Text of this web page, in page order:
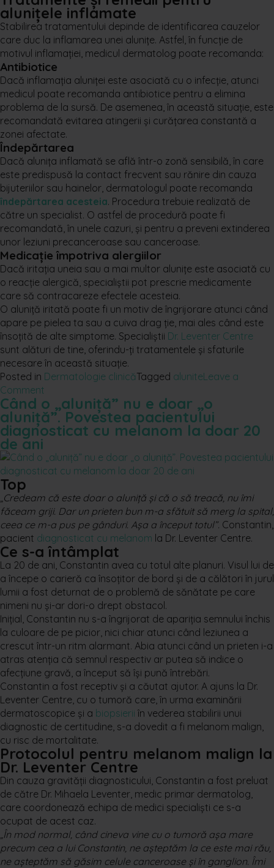
alunițele inflamate
Stabilirea tratamentului depinde de identificarea cauzelor
care duc la inflamarea unei alunițe. Astfel, în funcție de
motivul inflamației, medicul dermatolog poate recomanda:
Antibiotice
Dacă inflamația aluniței este asociată cu o infecție, atunci
medicul poate recomanda antibiotice pentru a elimina
problema de la sursă. De asemenea, în această situație, este
recomandată evitarea atingerii și curățarea constantă a
zonei afectate.
Îndepărtarea
Dacă alunița inflamată se află într-o zonă sensibilă, în care
este predispusă la contact frecvent sau rănire din cauza
bijuteriilor sau hainelor, dermatologul poate recomanda
îndepărtarea acesteia. Procedura trebuie realizată de
către un specialist. O astfel de procedură poate fi
recomandată, în unele cazuri, și pentru a preveni extinderea
unor leziuni precanceroase sau canceroase.
Medicație împotriva alergiilor
Dacă iritația uneia sau a mai multor alunițe este asociată cu
o reacție alergică, specialiștii pot prescrie medicamente
care să contracareze efectele acesteia.
O aluniță iritată poate fi un motiv de îngrijorare atunci când
apare pe pielea ta sau a cuiva drag ție, mai ales când este
însoțită de alte simptome. Specialiștii Dr. Leventer Centre
sunt alături de tine, oferindu-ți tratamentele și sfaturile
necesare în această situație.
Posted in Dermatologie clinicăTagged aluniteLeave a
Comment
Ce
faci
când
o
aluniță
Când o „aluniță” nu e doar „o
aluniță”. Povestea pacientului
diagnosticat cu melanom la doar 20
de ani
Top
„Credeam că este doar o aluniță și că o să treacă, nu îmi
făceam griji. Dar un prieten bun m-a sfătuit să merg la spital,
ceea ce m-a pus pe gânduri. Așa a început totul”. Constantin,
pacient diagnosticat cu melanom la Dr. Leventer Centre.
Ce s-a întâmplat
La 20 de ani, Constantin avea cu totul alte planuri. Visul lui de
a începe o carieră ca însoțitor de bord și de a călători în jurul
lumii a fost deturnat de o problemă de sănătate pe care
nimeni nu și-ar dori-o drept obstacol.
Inițial, Constantin nu s-a îngrijorat de apariția semnului închis
la culoare de pe picior, nici chiar atunci când leziunea a
crescut într-un ritm alarmant. Abia atunci când un prieten i-a
atras atenția că semnul respectiv ar putea să indice o
afecțiune gravă, a început să își pună întrebări.
Constantin a fost receptiv și a căutat ajutor. A ajuns la Dr.
Leventer Centre, cu o tumoră care, în urma examinării
dermatoscopice și a biopsierii în vederea stabilirii unui
diagnostic de certitudine, s-a dovedit a fi melanom malign,
cu risc de mortalitate.
Protocolul pentru melanom malign la
Dr. Leventer Centre
Din cauza gravității diagnosticului, Constantin a fost preluat
de către Dr. Mihaela Leventer, medic primar dermatolog,
care coordonează echipa de medici specialiști ce s-a
ocupat de acest caz.
„În mod normal, când cineva vine cu o tumoră așa mare
precum cea a lui Constantin, ne așteptăm la ce este mai rău,
ne așteptăm să găsim celule canceroase și în ganglion. Îmi